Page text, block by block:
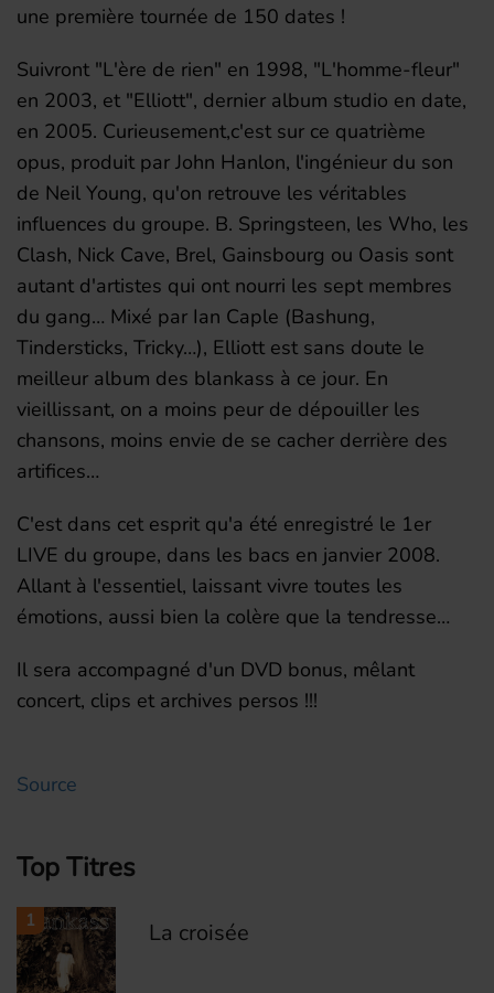
une première tournée de 150 dates !
Suivront "L'ère de rien" en 1998, "L'homme-fleur"
en 2003, et "Elliott", dernier album studio en date,
en 2005. Curieusement,c'est sur ce quatrième
opus, produit par John Hanlon, l'ingénieur du son
de Neil Young, qu'on retrouve les véritables
influences du groupe. B. Springsteen, les Who, les
Clash, Nick Cave, Brel, Gainsbourg ou Oasis sont
autant d'artistes qui ont nourri les sept membres
du gang… Mixé par Ian Caple (Bashung,
Tindersticks, Tricky…), Elliott est sans doute le
meilleur album des blankass à ce jour. En
vieillissant, on a moins peur de dépouiller les
chansons, moins envie de se cacher derrière des
artifices…
C'est dans cet esprit qu'a été enregistré le 1er
LIVE du groupe, dans les bacs en janvier 2008.
Allant à l'essentiel, laissant vivre toutes les
émotions, aussi bien la colère que la tendresse…
Il sera accompagné d'un DVD bonus, mêlant
concert, clips et archives persos !!!
Source
Top Titres
1 La croisée